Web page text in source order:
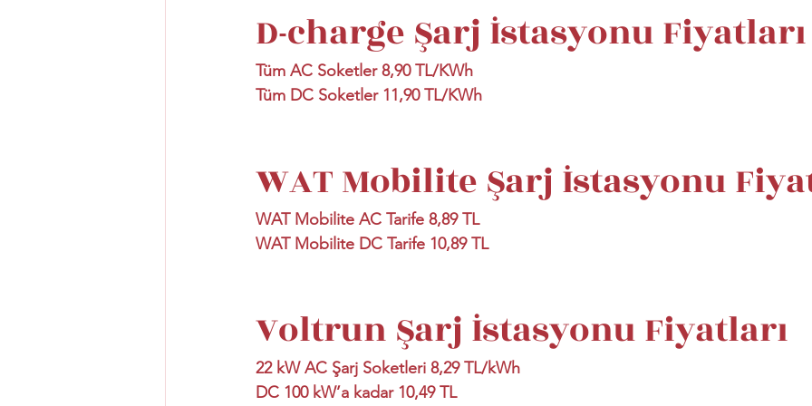
D-charge Şarj İstasyonu Fiyatları
Tüm AC Soketler 8,90 TL/KWh
Tüm DC Soketler 11,90 TL/KWh
WAT Mobilite Şarj İstasyonu
WAT Mobilite AC Tarife 8,89 TL
WAT Mobilite DC Tarife 10,89 TL
Voltrun Şarj İstasyonu Fiyatları
22 kW AC Şarj Soketleri 8,29 TL/kWh
DC 100 kW’a kadar 10,49 TL